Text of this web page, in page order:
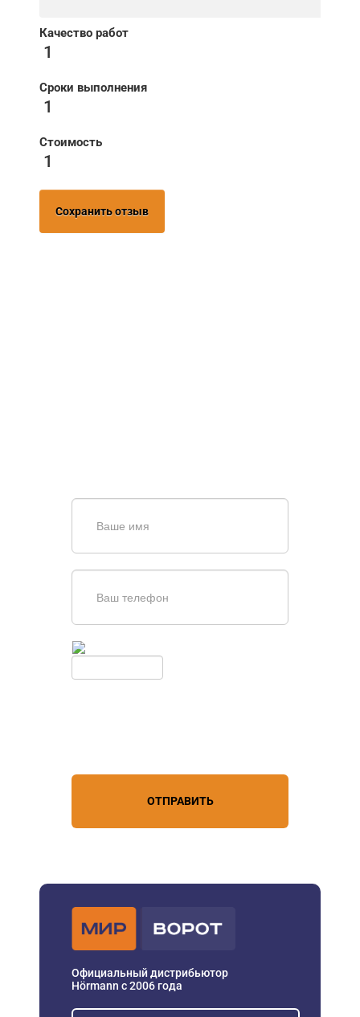
Качество работ
1
Сроки выполнения
1
Стоимость
1
Сохранить отзыв
ОТПРАВИТЬ
Официальный дистрибьютор
Hörmann с 2006 года